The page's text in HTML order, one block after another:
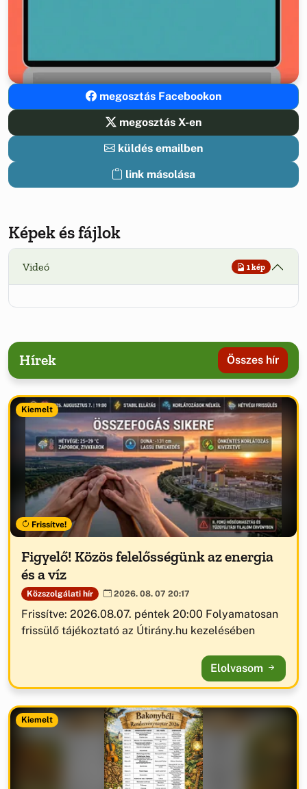
megosztás Facebookon
megosztás X-en
küldés emailben
link másolása
Képek és fájlok
Videó 1 kép
Hírek Összes hír
Kiemelt
Frissítve!
Figyelő! Közös felelősségünk az energia
és a víz
Közszolgálati hír 2026. 08. 07 20:17
Frissítve: 2026.08.07. péntek 20:00 Folyamatosan
frissülő tájékoztató az Útirány.hu kezelésében
Elolvasom
Kiemelt